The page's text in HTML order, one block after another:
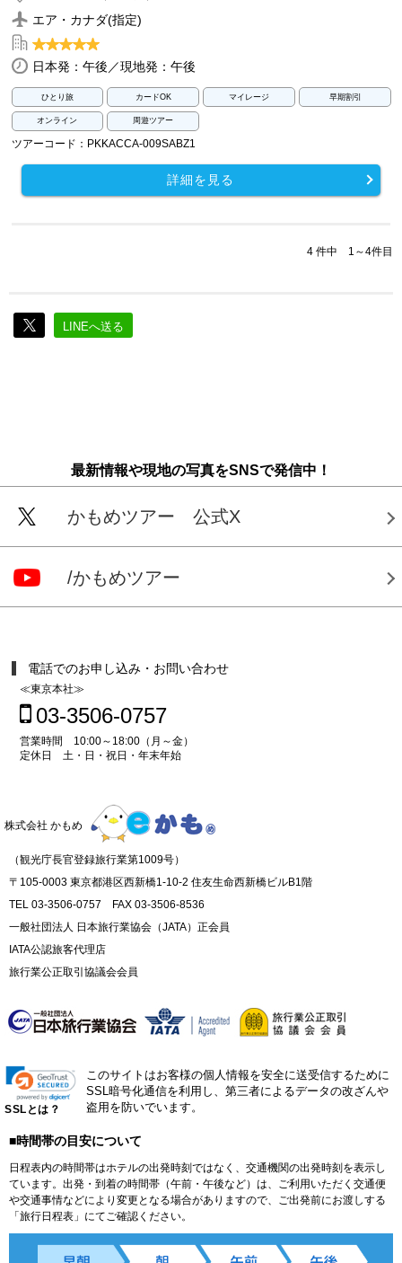
エア・カナダ(指定)
日本発：午後／現地発：午後
ひとり旅 カードOK マイレージ 早期割引
オンライン 周遊ツアー
ツアーコード：PKKACCA-009SABZ1
詳細を見る
4 件中 1～4件目
LINEへ送る
最新情報や現地の写真をSNSで発信中！
かもめツアー 公式X
/かもめツアー
電話でのお申し込み・お問い合わせ
≪東京本社≫
03-3506-0757
営業時間 10:00～18:00（月～金）
定休日 土・日・祝日・年末年始
株式会社 かもめ
（観光庁長官登録旅行業第1009号）
〒105-0003 東京都港区西新橋1-10-2 住友生命西新橋ビルB1階
TEL 03-3506-0757 FAX 03-3506-8536
一般社団法人 日本旅行業協会（JATA）正会員
IATA公認旅客代理店
旅行業公正取引協議会会員
SSLとは？
このサイトはお客様の個人情報を安全に送受信するために
SSL暗号化通信を利用し、第三者によるデータの改ざんや
盗用を防いでいます。
■時間帯の目安について
日程表内の時間帯はホテルの出発時刻ではなく、交通機関の出発時刻を表示し
ています。出発・到着の時間帯（午前・午後など）は、ご利用いただく交通便
や交通事情などにより変更となる場合がありますので、ご出発前にお渡しする
「旅行日程表」にてご確認ください。